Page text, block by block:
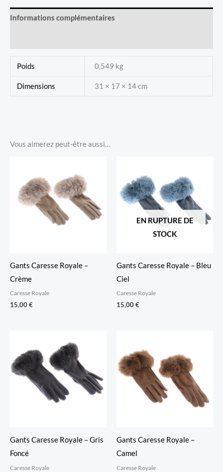
Rouge
Écarlate
Informations complémentaires
Poids 0,549 kg
Dimensions 31 × 17 × 14 cm
Vous aimerez peut-être aussi…
Gants Caresse Royale –
Crème
Caresse Royale
15,00€
EN RUPTURE DE
STOCK
Gants Caresse Royale – Bleu
Ciel
Caresse Royale
15,00€
Gants Caresse Royale – Gris
Foncé
Caresse Royale
Gants Caresse Royale –
Camel
Caresse Royale